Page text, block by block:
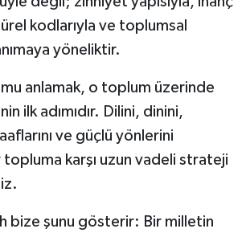
kodlarıyla ve toplumsal
yöneliktir.
anlamak, o toplum üzerinde
ilk adımıdır. Dilini, dinini,
ve güçlü yönlerini
karşı uzun vadeli strateji
bize şunu gösterir: Bir milletin